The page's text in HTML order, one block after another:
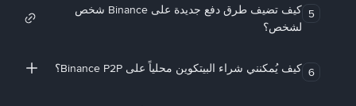
5
كيف تضيف طرق دفع جديدة على Binance شخص
لشخص؟
6 كيف يُمكنني شراء البيتكوين محلياً على Binance P2P؟